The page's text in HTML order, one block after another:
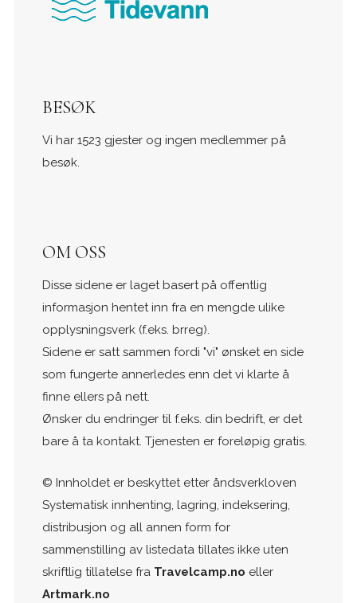
BESØK
Vi har 1523 gjester og ingen medlemmer på
besøk.
OM OSS
Disse sidene er laget basert på offentlig
informasjon hentet inn fra en mengde ulike
opplysningsverk (f.eks. brreg).
Sidene er satt sammen fordi "vi" ønsket en side
som fungerte annerledes enn det vi klarte å
finne ellers på nett.
Ønsker du endringer til f.eks. din bedrift, er det
bare å ta kontakt. Tjenesten er foreløpig gratis.
© Innholdet er beskyttet etter åndsverkloven
Systematisk innhenting, lagring, indeksering,
distribusjon og all annen form for
sammenstilling av listedata tillates ikke uten
skriftlig tillatelse fra Travelcamp.no eller
Artmark.no